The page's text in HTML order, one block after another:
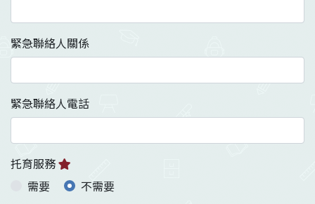
緊急聯絡人關係
緊急聯絡人電話
托育服務
需要
不需要